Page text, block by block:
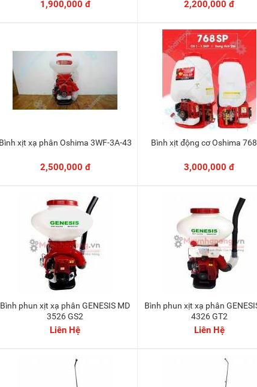
1,900,000 đ 2,200,000 đ
Thêm vào giỏ
Bình xịt xạ phân Oshima 3WF-3A-43
2,500,000 đ
Thêm vào giỏ
Bình xịt động cơ Oshima
3,000,000 đ
Bình phun xịt xạ phân GENESIS MD
3526 GS2
Liên Hệ
Bình phun xịt xạ phân GENESIS MD
4326 GT2
Liên Hệ